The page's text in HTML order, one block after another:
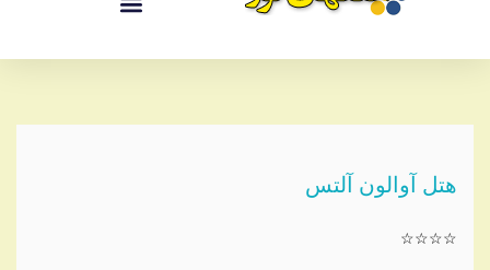
هتل آوالون آلتس
☆☆☆☆